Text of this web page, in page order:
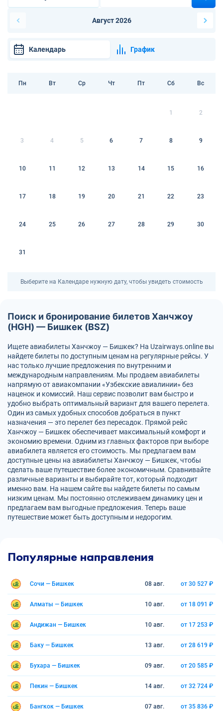
Август 2026
Календарь График
Пн Вт Ср Чт Пт Сб Вс
1 2
3 4 5 6 7 8 9
10 11 12 13 14 15 16
17 18 19 20 21 22 23
24 25 26 27 28 29 30
31
Выберите на Календаре нужную дату, чтобы увидеть стоимость
Поиск и бронирование билетов Ханчжоу
(HGH) — Бишкек (BSZ)
Ищете авиабилеты Ханчжоу — Бишкек? На Uzairways.online вы
найдете билеты по доступным ценам на регулярные рейсы. У
нас только лучшие предложения по внутренним и
международным направлениям. Мы продаем авиабилеты
напрямую от авиакомпании «Узбекские авиалинии» без
наценок и комиссий. Наш сервис позволит вам быстро и
удобно выбрать оптимальный вариант для вашего перелета.
Один из самых удобных способов добраться в пункт
назначения — это перелет без пересадок. Прямой рейс
Ханчжоу — Бишкек обеспечивает максимальный комфорт и
экономию времени. Одним из главных факторов при выборе
авиабилета является его стоимость. Мы предлагаем вам
доступные цены на авиабилеты Ханчжоу — Бишкек, чтобы
сделать ваше путешествие более экономичным. Сравнивайте
различные варианты и выбирайте тот, который подходит
именно вам. На нашем сайте вы найдете билеты по самым
низким ценам. Мы постоянно отслеживаем динамику цен и
предлагаем вам выгодные предложения. Теперь ваше
путешествие может быть доступным и недорогим.
Популярные направления
Сочи — Бишкек 08 авг. от 30 527 ₽
Алматы — Бишкек 10 авг. от 18 091 ₽
Андижан — Бишкек 10 авг. от 17 253 ₽
Баку — Бишкек 13 авг. от 28 619 ₽
Бухара — Бишкек 09 авг. от 20 585 ₽
Пекин — Бишкек 14 авг. от 32 724 ₽
Бангкок — Бишкек 07 авг. от 35 836 ₽